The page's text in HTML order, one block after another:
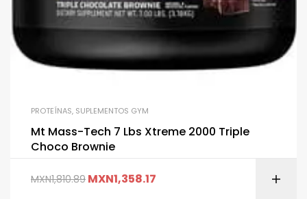
PROTEÍNAS, SUPLEMENTOS GYM
Mt Mass-Tech 7 Lbs Xtreme 2000 Triple
Choco Brownie
MXN1,810.89 MXN1,358.17